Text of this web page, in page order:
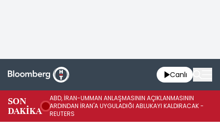
Canlı
SON
DAKİKA
ABD, İRAN-UMMAN ANLAŞMASININ AÇIKLANMASININ
ARDINDAN İRAN'A UYGULADIĞI ABLUKAYI KALDIRACAK -
REUTERS